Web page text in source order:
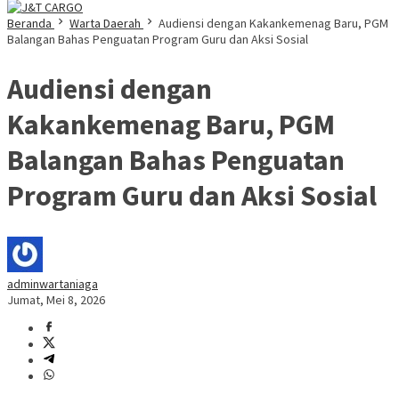
Beranda
Warta Daerah
Audiensi dengan Kakankemenag Baru, PGM
Balangan Bahas Penguatan Program Guru dan Aksi Sosial
Audiensi dengan
Kakankemenag Baru, PGM
Balangan Bahas Penguatan
Program Guru dan Aksi Sosial
adminwartaniaga
Jumat, Mei 8, 2026